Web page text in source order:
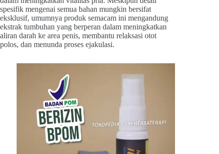
spesifik mengenai semua bahan mungkin bersifat
eksklusif, umumnya produk semacam ini mengandung
ekstrak tumbuhan yang berperan dalam meningkatkan
aliran darah ke area penis, membantu relaksasi otot
polos, dan menunda proses ejakulasi.